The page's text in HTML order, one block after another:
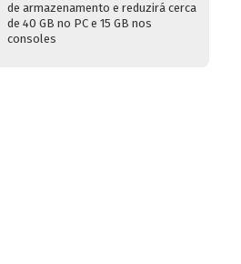
de armazenamento e reduzirá cerca
de 40 GB no PC e 15 GB nos
consoles